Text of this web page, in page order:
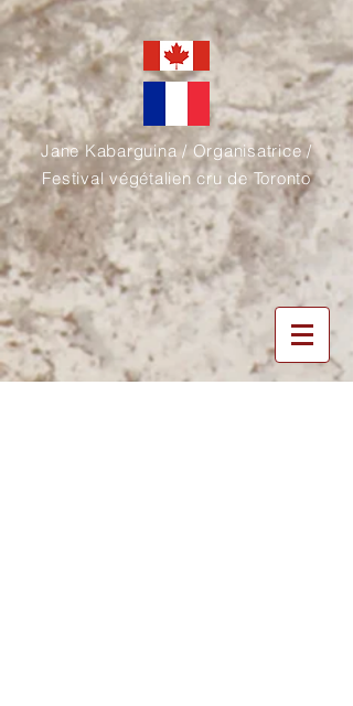
Jane Kabarguina / Organisatrice /
Festival végétalien cru de Toronto